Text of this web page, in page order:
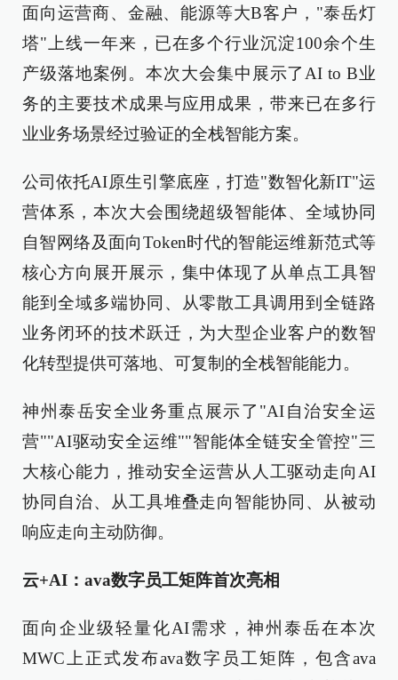
面向运营商、金融、能源等大B客户，"泰岳灯
塔"上线一年来，已在多个行业沉淀100余个生
产级落地案例。本次大会集中展示了AI to B业
务的主要技术成果与应用成果，带来已在多行
业业务场景经过验证的全栈智能方案。
公司依托AI原生引擎底座，打造"数智化新IT"运
营体系，本次大会围绕超级智能体、全域协同
自智网络及面向Token时代的智能运维新范式等
核心方向展开展示，集中体现了从单点工具智
能到全域多端协同、从零散工具调用到全链路
业务闭环的技术跃迁，为大型企业客户的数智
化转型提供可落地、可复制的全栈智能能力。
神州泰岳安全业务重点展示了"AI自治安全运
营""AI驱动安全运维""智能体全链安全管控"三
大核心能力，推动安全运营从人工驱动走向AI
协同自治、从工具堆叠走向智能协同、从被动
响应走向主动防御。
云+AI：ava数字员工矩阵首次亮相
面向企业级轻量化AI需求，神州泰岳在本次
MWC上正式发布ava数字员工矩阵，包含ava